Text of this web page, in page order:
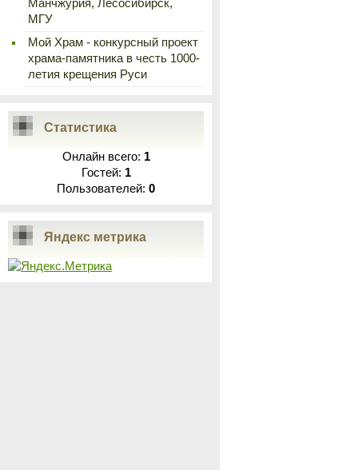
Манчжурия, Лесосибирск,
МГУ
Мой Храм - конкурсный проект
храма-памятника в честь 1000-
летия крещения Руси
Статистика
Онлайн всего: 1
Гостей: 1
Пользователей: 0
Яндекс метрика